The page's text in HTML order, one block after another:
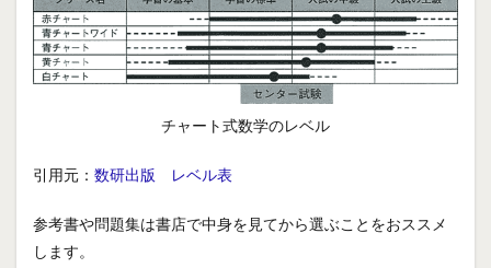
チャート式数学のレベル
引用元： 数研出版 レベル表
参考書や問題集は書店で中身を見てから選ぶことをおススメ
します。